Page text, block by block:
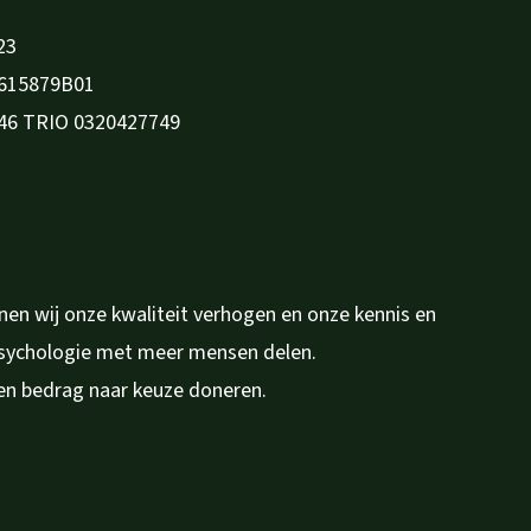
TRIO 0320427749
wij onze kwaliteit verhogen en onze kennis en
met meer mensen delen.
bedrag naar keuze doneren.